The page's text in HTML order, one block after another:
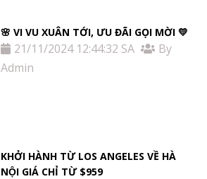
🌸 VI VU XUÂN TỚI, ƯU ĐÃI GỌI MỜI 💛
21/11/2024 12:44:32 SA
By
Admin
KHỞI HÀNH TỪ LOS ANGELES VỀ HÀ
NỘI GIÁ CHỈ TỪ $959